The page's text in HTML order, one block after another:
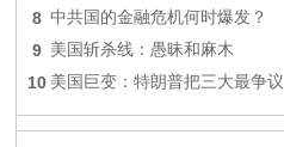
8 中共国的金融危机何时爆发？
9 美国斩杀线：愚昧和麻木
10 美国巨变：特朗普把三大最争议